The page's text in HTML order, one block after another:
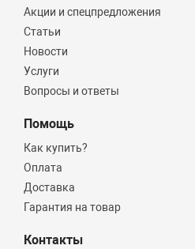
Акции и спецпредложения
Статьи
Новости
Услуги
Вопросы и ответы
Помощь
Как купить?
Оплата
Доставка
Гарантия на товар
Контакты